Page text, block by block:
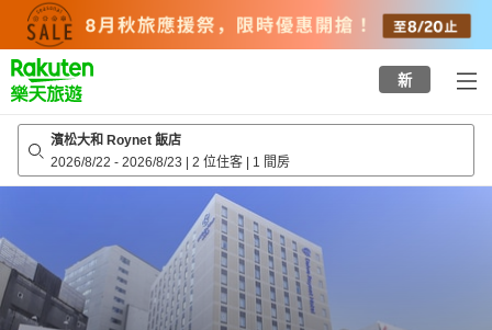
top
page
新
濱松大和 Roynet 飯店
2026/8/22 - 2026/8/23 | 2 位住客 | 1 間房